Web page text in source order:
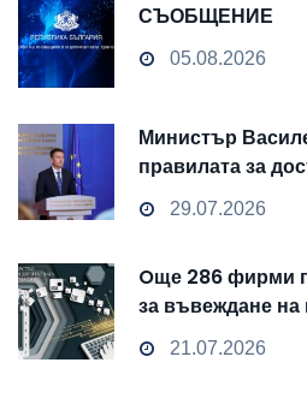
СЪОБЩЕНИЕ
05.08.2026
Министър
правилата за
чувствителни
29.07.2026
Oще 286 фирми
за въвеждане на
и облачни
21.07.2026